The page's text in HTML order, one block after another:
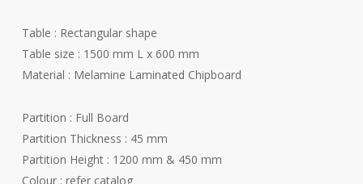
Table : Rectangular shape
Table size : 1500 mm L x 600 mm
Material : Melamine Laminated Chipboard
Partition : Full Board
Partition Thickness : 45 mm
Partition Height : 1200 mm & 450 mm
Colour : refer catalog